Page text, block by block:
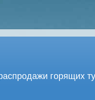
горящих